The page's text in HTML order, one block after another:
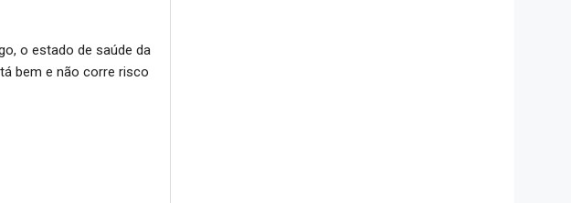
o estado de saúde da
bem e não corre risco